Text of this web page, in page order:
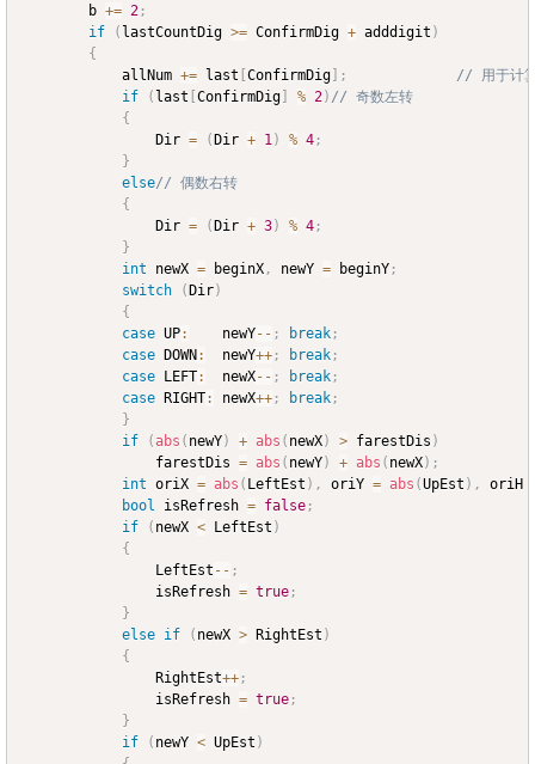
		b
+= 2 ;
if
( lastCountDig >= ConfirmDig + adddigit )
{
			allNum
+= last [ConfirmDig] ;
// 用于计
if
( last [ConfirmDig] % 2) // 奇数左转
{
				Dir
= (Dir + 1 ) % 4 ;
}
else// 偶数右转
{
				Dir
= (Dir + 3) % 4 ;
}
int newX = beginX , newY = beginY ;
switch
(Dir)
{
case UP:
	newY
-- ; break ;
case DOWN:
	newY
++ ; break ;
case LEFT:
	newX
-- ; break ;
case RIGHT:
	newX
++ ; break ;
}
if
( abs ( newY) + abs ( newX) > farestDis )
				farestDis
= abs ( newY) + abs ( newX) ;
int oriX = abs ( LeftEst ) , oriY = abs (UpEst ) , oriH
bool
isRefresh = false ;
if
( newX < LeftEst )
{
				LeftEst
-- ;
				isRefresh
= true ;
}
else if ( newX > RightEst )
{
				RightEst
++ ;
				isRefresh
= true ;
}
if
( newY < UpEst )